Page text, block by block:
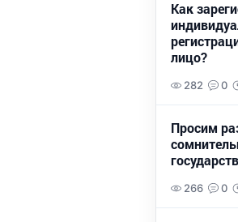
Как
лицо?
282 0
Просим
266 0